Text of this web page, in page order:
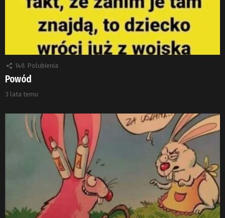
148 Polubienia
Powód
3 lata temu